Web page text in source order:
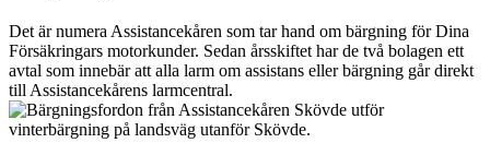
Det är numera Assistancekåren som tar hand om bärgning för Dina
Försäkringars motorkunder. Sedan årsskiftet har de två bolagen ett
avtal som innebär att alla larm om assistans eller bärgning går direkt
till Assistancekårens larmcentral.